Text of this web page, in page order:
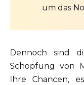
um das
Dennoch sind
Schöpfung von
Ihre Chancen,